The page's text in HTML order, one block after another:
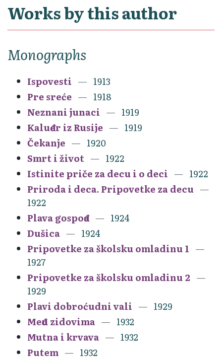
Works by this author
Monographs
Ispovesti
1913
Pre sreće
1918
Neznani junaci
1919
Kaluđer iz Rusije
1919
Čekanje
1920
Smrt i život
1922
Istinite priče za decu i o deci
1922
Priroda i deca. Pripovetke za decu
1922
Plava gospođa
1924
Dušica
1924
Pripovetke za školsku omladinu 1
1927
Pripovetke za školsku omladinu 2
1929
Plavi dobroćudni vali
1929
Među zidovima
1932
Mutna i krvava
1932
Putem
1932